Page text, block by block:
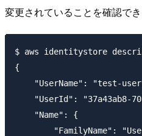
変更されていることを確認でき
$ aws identitystore
{
"UserName": "test-
"UserId": "37a43ab8-
    "Name": {
"FamilyName":